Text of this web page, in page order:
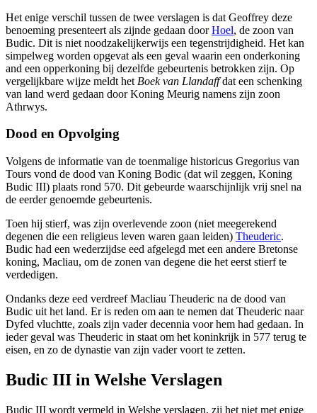
Het enige verschil tussen de twee verslagen is dat Geoffrey deze
benoeming presenteert als zijnde gedaan doorHoel, de zoon van
Budic. Dit is niet noodzakelijkerwijs een tegenstrijdigheid. Het kan
simpelweg worden opgevat als een geval waarin een onderkoning
and een opperkoning bij dezelfde gebeurtenis betrokken zijn. Op
vergelijkbare wijze meldt het Boek van Llandaffdat een schenking
van land werd gedaan door Koning Meurig namens zijn zoon
Athrwys.
Dood en Opvolging
Volgens de informatie van de toenmalige historicus Gregorius van
Tours vond de dood van Koning Bodic (dat wil zeggen, Koning
Budic III) plaats rond 570. Dit gebeurde waarschijnlijk vrij snel na
de eerder genoemde gebeurtenis.
Toen hij stierf, was zijn overlevende zoon (niet meegerekend
degenen die een religieus leven waren gaan leiden) Theuderic.
Budic had een wederzijdse eed afgelegd met een andere Bretonse
koning, Macliau, om de zonen van degene die het eerst stierf te
verdedigen.
Ondanks deze eed verdreef Macliau Theuderic na de dood van
Budic uit het land. Er is reden om aan te nemen dat Theuderic naar
Dyfed vluchtte, zoals zijn vader decennia voor hem had gedaan. In
ieder geval was Theuderic in staat om het koninkrijk in 577 terug te
eisen, en zo de dynastie van zijn vader voort te zetten.
Budic III in Welshe Verslagen
Budic III wordt vermeld in Welshe verslagen, zij het niet met enige